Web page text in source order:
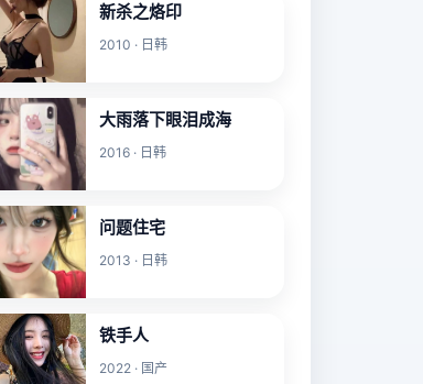
新杀之烙印
2010 · 日韩
大雨落下眼泪成海
2016 · 日韩
问题住宅
2013 · 日韩
铁手人
2022 · 国产